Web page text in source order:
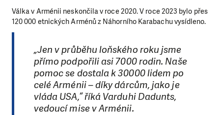
Válka v Arménii neskončila v roce 2020. V roce 2023 bylo přes
120 000 etnických Arménů z Náhorního Karabachu vysídleno.
„Jen v průběhu loňského roku jsme
přímo podpořili asi 7000 rodin. Naše
pomoc se dostala k 30000 lidem po
celé Arménii – díky dárcům, jako je
vláda USA,“ říká Varduhi Dadunts,
vedoucí mise v Arménii.